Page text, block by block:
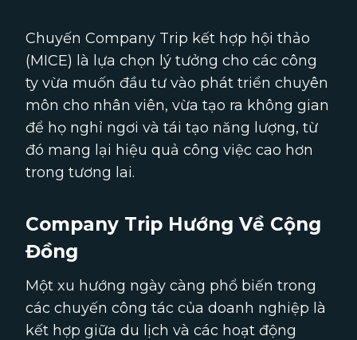
Chuyến Company Trip kết hợp hội thảo
(MICE) là lựa chọn lý tưởng cho các công
ty vừa muốn đầu tư vào phát triển chuyên
môn cho nhân viên, vừa tạo ra không gian
để họ nghỉ ngơi và tái tạo năng lượng, từ
đó mang lại hiệu quả công việc cao hơn
trong tương lai.
Company Trip Hướng Về Cộng
Đồng
Một xu hướng ngày càng phổ biến trong
các chuyến công tác của doanh nghiệp là
kết hợp giữa du lịch và các hoạt động